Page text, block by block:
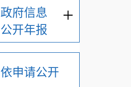
政府信息
公开年报
+
依申请公开